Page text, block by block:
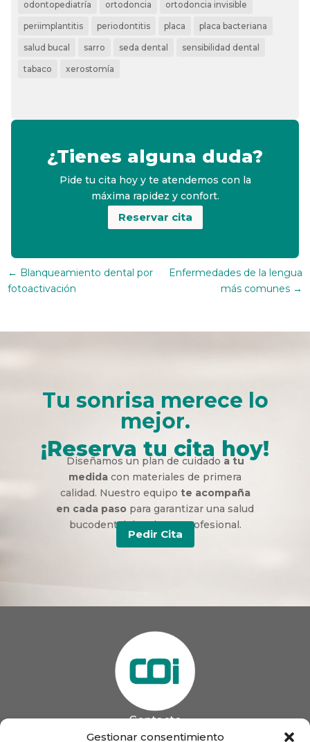
Gestionar consentimiento
odontopediatría ortodoncia ortodoncia invisible
periimplantitis periodontitis placa placa bacteriana
salud bucal sarro seda dental sensibilidad dental
tabaco xerostomía
¿Tienes alguna duda?
Pide tu cita hoy y te atendemos con la
máxima rapidez y confort.
Reservar cita
← Blanqueamiento dental por
fotoactivación
Enfermedades de la lengua
más comunes→
Tu sonrisa merece lo
mejor.
¡Reserva tu cita hoy!
Diseñamos un plan de cuidado a tu
medida con materiales de primera
calidad. Nuestro equipo te acompaña
en cada paso para garantizar una salud
bucodental duradera y profesional.
Pedir Cita
Contacto